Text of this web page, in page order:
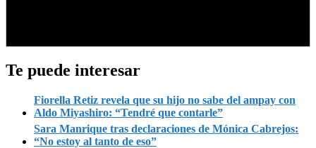
Te puede interesar
Fiorella Retiz revela que su hijo no sabe del ampay con
Aldo Miyashiro: “Tendré que contarle”
Sara Manrique tras declaraciones de Mónica Cabrejos:
“No estoy al tanto de eso”